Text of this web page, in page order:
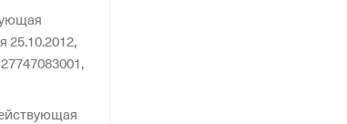
25.10.2012,